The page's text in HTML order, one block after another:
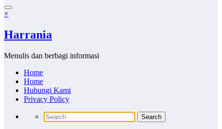
×
Harrania
Menulis dan berbagi informasi
Home
Home
Hubungi Kami
Privacy Policy